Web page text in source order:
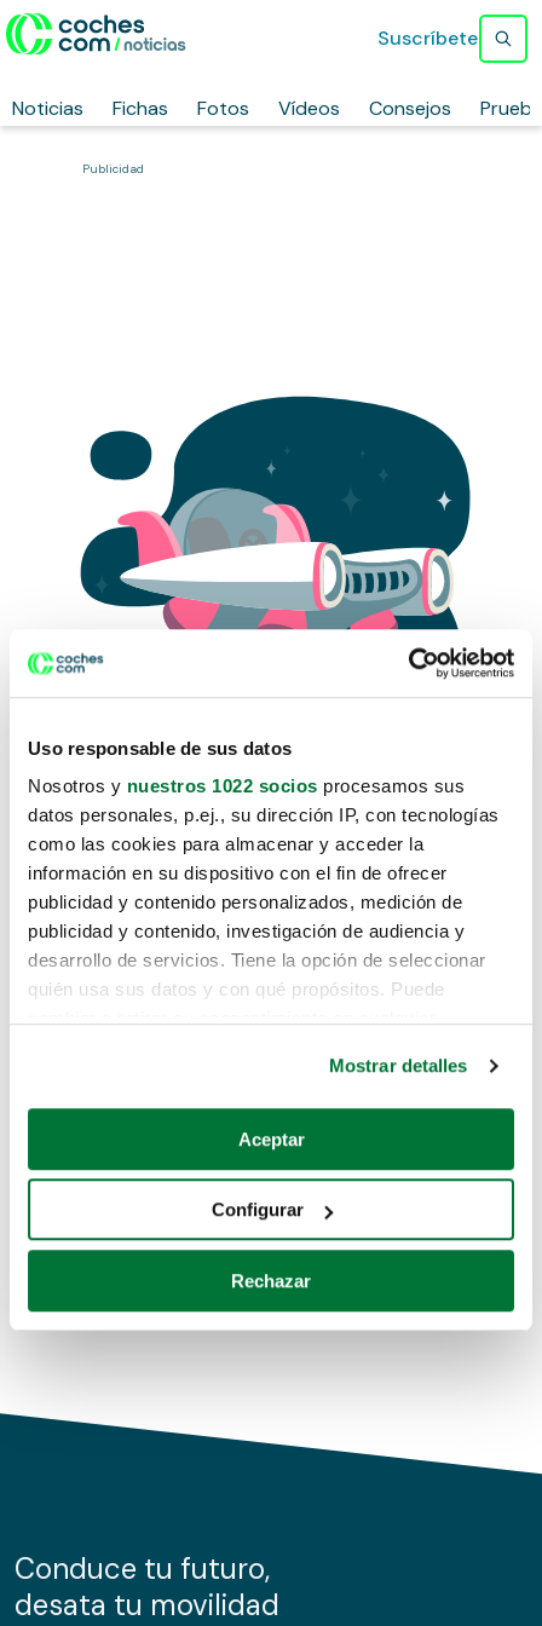
Uso responsable de sus datos
Nosotros y nuestros 1022 socios procesamos sus
datos personales, p.ej., su dirección IP, con tecnologías
como las cookies para almacenar y acceder la
información en su dispositivo con el fin de ofrecer
publicidad y contenido personalizados, medición de
publicidad y contenido, investigación de audiencia y
desarrollo de servicios. Tiene la opción de seleccionar
quién usa sus datos y con qué propósitos. Puede
Si lo permite, también quisiéramos:
Recopilar información sobre su ubicación geográfica
Identificar su dispositivo analizándolo activamente
para buscar características específicas (huellas
Obtenga más información sobre cómo se procesan sus
de cookies.
información sobre el uso que haga del sitio web con
nuestros partners de redes sociales, publicidad y análisis
Mostrar detalles
Aceptar
Configurar
Rechazar
Noticias Fichas Fotos Vídeos Consejos
Suscríbete
Publicidad
Lo sentimos, no sabemos como
te hemos traido hasta aquí.
Pero puedes encontrar el coche que estás
buscando en alguno de estos enlaces:
Coches de segunda mano
Coches de km0
Conduce tu futuro,
desata tu movilidad